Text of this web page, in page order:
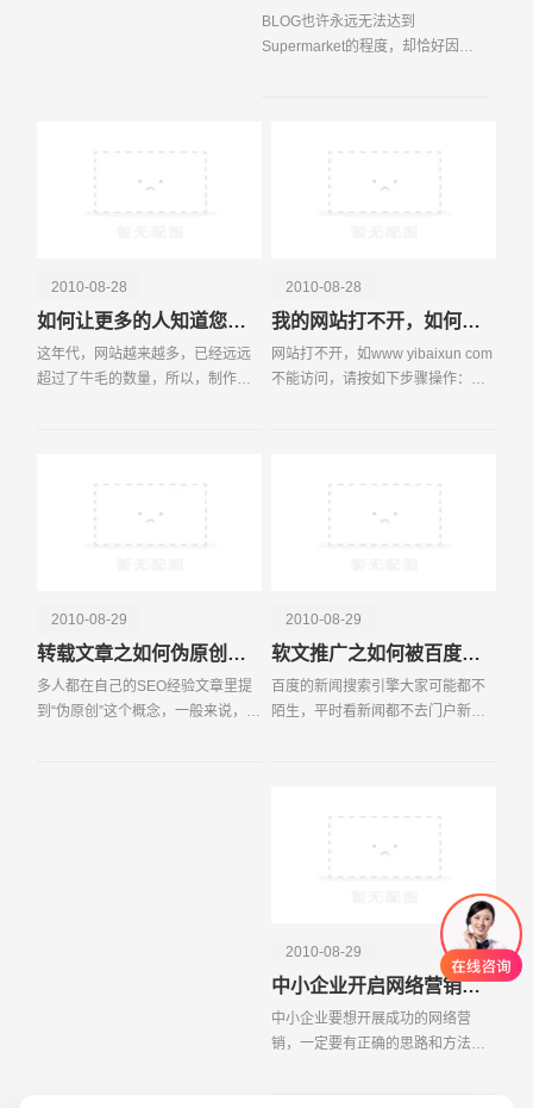
BLOG也许永远无法达到
Supermarket的程度，却恰好因此
2010-08-28
我的网站打不开，如何处理?
网站打不开，如www yibaixun com
不能访问，请按如下步骤操作：
2010-08-28
如何让更多的人知道您的网站
这年代，网站越来越多，已经远远
超过了牛毛的数量，所以，制作网
2010-08-29
软文推广之如何被百度新闻收录
百度的新闻搜索引擎大家可能都不
陌生，平时看新闻都不去门户新闻
2010-08-29
转载文章之如何伪原创处理？
多人都在自己的SEO经验文章里提
到“伪原创”这个概念，一般来说，无
2010-08-29
中小企业开启网络营销大门的金钥匙
中小企业要想开展成功的网络营
销，一定要有正确的思路和方法。
电话 微信号